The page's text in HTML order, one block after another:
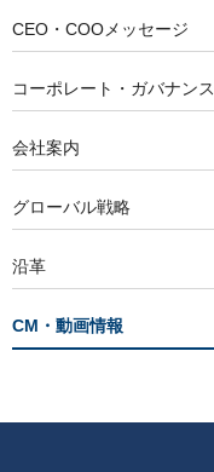
CEO・COOメッセージ
コーポレート・ガバナンス
会社案内
グローバル戦略
沿革
CM・動画情報